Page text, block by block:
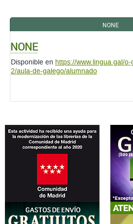
NONE
NONE
Disponible en https://www.lingua.gal/
2/aula-de-galego/alumnado